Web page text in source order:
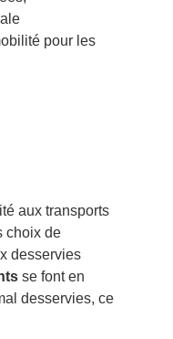
pour les
aux transports
choix de
desservies
se font en
desservies, ce